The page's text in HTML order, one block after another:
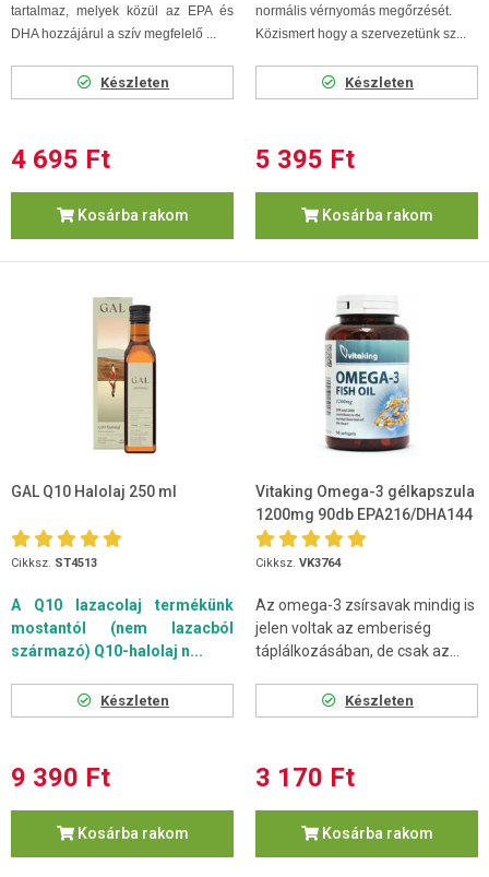
tartalmaz, melyek közül az EPA és
DHA hozzájárul a szív megfelelő ...
Készleten
4 695 Ft
Kosárba rakom
normális vérnyomás megőrzését.
Közismert hogy a szervezetünk sz...
Készleten
5 395 Ft
Kosárba rakom
GAL Q10 Halolaj 250 ml
Cikksz. ST4513
A Q10 lazacolaj termékünk
mostantól (nem lazacból
származó) Q10-halolaj n...
Készleten
9 390 Ft
Kosárba rakom
Vitaking Omega-3 gélkapszula
1200mg 90db EPA216/DHA144
Cikksz. VK3764
Az omega-3 zsírsavak mindig is
jelen voltak az emberiség
táplálkozásában, de csak az...
Készleten
3 170 Ft
Kosárba rakom